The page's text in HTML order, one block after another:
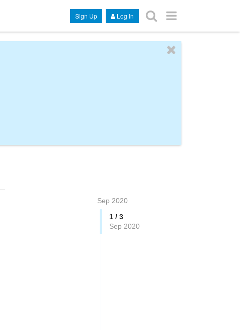
Sign Up Log In
Sep 2020
1 / 3
Sep 2020